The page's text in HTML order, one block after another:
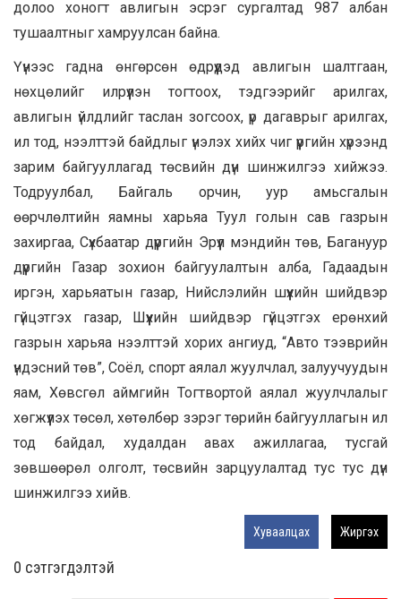
долоо хоногт авлигын эсрэг сургалтад 987 албан
тушаалтныг хамруулсан байна.
Үүнээс гадна өнгөрсөн өдрүүдэд авлигын шалтгаан,
нөхцөлийг илрүүлэн тогтоох, тэдгээрийг арилгах,
авлигын үйлдлийг таслан зогсоох, үр дагаврыг арилгах,
ил тод, нээлттэй байдлыг үнэлэх хийх чиг үүргийн хүрээнд
зарим байгууллагад төсвийн дүн шинжилгээ хийжээ.
Тодруулбал, Байгаль орчин, уур амьсгалын
өөрчлөлтийн яамны харьяа Туул голын сав газрын
захиргаа, Сүхбаатар дүүргийн Эрүүл мэндийн төв, Багануур
дүүргийн Газар зохион байгуулалтын алба, Гадаадын
иргэн, харьяатын газар, Нийслэлийн шүүхийн шийдвэр
гүйцэтгэх газар, Шүүхийн шийдвэр гүйцэтгэх ерөнхий
газрын харьяа нээлттэй хорих ангиуд, “Авто тээврийн
үндэсний төв”, Соёл, спорт аялал жуулчлал, залуучуудын
яам, Хөвсгөл аймгийн Тогтвортой аялал жуулчлалыг
хөгжүүлэх төсөл, хөтөлбөр зэрэг төрийн байгууллагын ил
тод байдал, худалдан авах ажиллагаа, тусгай
зөвшөөрөл олголт, төсвийн зарцуулалтад тус тус дүн
шинжилгээ хийв.
Хуваалцах Жиргэх
0 cэтгэгдэлтэй